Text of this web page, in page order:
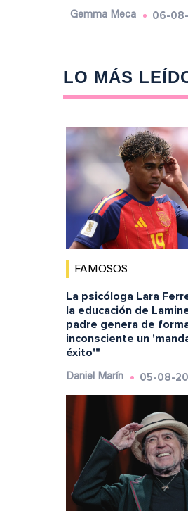
Gemma Meca 06-
LO MÁS
FAMOSOS
La psicóloga Lara
la educación de
padre genera de
inconsciente un
éxito'"
Daniel Marín 05-08-